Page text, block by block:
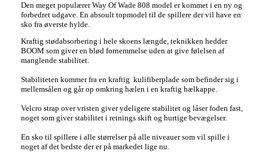
Den meget populærer Way Of Wade 808 model er kommet i en ny og
forbedret udgave. En absoult topmodel til de spillere der vil have en
sko fra øverste hylde.
Kraftig stødabsorbering i hele skoens længde, teknikken hedder
BOOM som giver en blød fornemmelse uden at give følelsen af
manglende stabilitet.
Stabiliteten kommer fra en kraftig kulifiberplade som befinder sig i
mellemsålen og går op omkring hælen i en kraftig hælkappe.
Velcro strap over vristen giver ydeligere stabilitet og låser foden fast,
noget som giver stabilitet i retnings skift og hurtige bevægelser.
En sko til spillere i alle størrelser på alle niveauer som vil spille i
noget af det bedste der er på markedet lige nu.